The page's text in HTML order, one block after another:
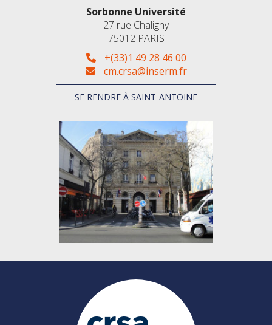
Sorbonne Université
27 rue Chaligny
75012 PARIS
+(33)1 49 28 46 00
cm.crsa@inserm.fr
SE RENDRE À SAINT-ANTOINE